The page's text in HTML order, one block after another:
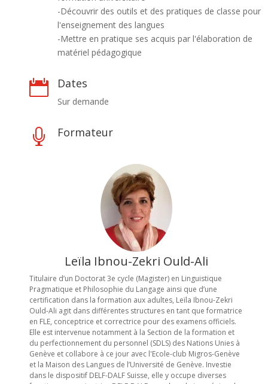
-Découvrir des outils et des pratiques de classe pour
l'enseignement des langues
-Mettre en pratique ses acquis par l'élaboration de
matériel pédagogique
 Dates
Sur demande
 Formateur
Leïla Ibnou-Zekri Ould-Ali
Titulaire d’un Doctorat 3e cycle (Magister) en Linguistique
Pragmatique et Philosophie du Langage ainsi que d’une
certification dans la formation aux adultes, Leïla Ibnou-Zekri
Ould-Ali agit dans différentes structures en tant que formatrice
en FLE, conceptrice et correctrice pour des examens officiels.
Elle est intervenue notamment à la Section de la formation et
du perfectionnement du personnel (SDLS) des Nations Unies à
Genève et collabore à ce jour avec l'Ecole-club Migros-Genève
et la Maison des Langues de l’Université de Genève. Investie
dans le dispositif DELF-DALF Suisse, elle y occupe diverses